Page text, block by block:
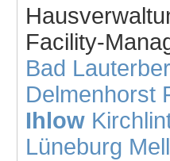
Facility-
Bad
Delmenhorst
Ihlow
Lüneburg